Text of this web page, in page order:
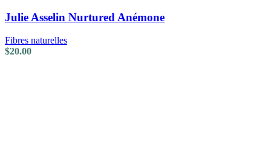
Julie Asselin Nurtured Anémone
Fibres naturelles
$20.00